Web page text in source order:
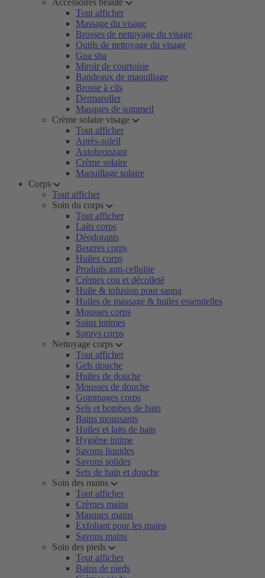
Accessoires beauté
Tout afficher
Massage du visage
Brosses de nettoyage du visage
Outils de nettoyage du visage
Gua sha
Miroir de courtoisie
Bandeaux de maquillage
Brosse à cils
Dermaroller
Masques de sommeil
Crème solaire visage
Tout afficher
Après-soleil
Autobronzant
Crème solaire
Maquillage solaire
Corps
Tout afficher
Soin du corps
Tout afficher
Laits corps
Déodorants
Beurres corps
Huiles corps
Produits anti-cellulite
Crèmes cou et décolleté
Huile & infusion pour sauna
Huiles de massage & huiles essentielles
Mousses corps
Soins intimes
Sprays corps
Nettoyage corps
Tout afficher
Gels douche
Huiles de douche
Mousses de douche
Gommages corps
Sels et bombes de bain
Bains moussants
Huiles et laits de bain
Hygiène intime
Savons liquides
Savons solides
Sets de bain et douche
Soin des mains
Tout afficher
Crèmes mains
Masques mains
Exfoliant pour les mains
Savons mains
Soin des pieds
Tout afficher
Bains de pieds